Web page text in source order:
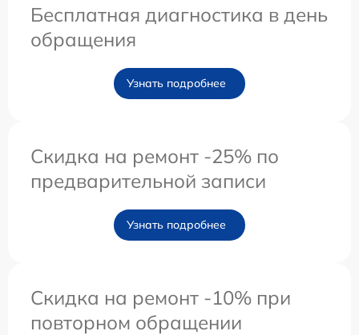
Бесплатная диагностика в день
обращения
Узнать подробнее
Скидка на ремонт -25% по
предварительной записи
Узнать подробнее
Скидка на ремонт -10% при
повторном обращении